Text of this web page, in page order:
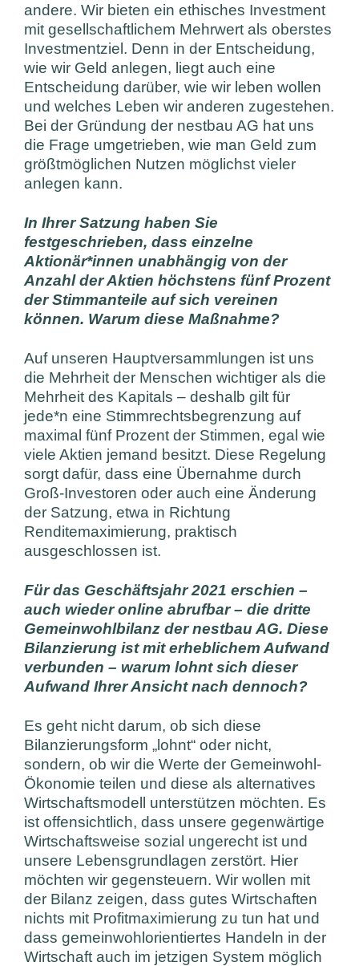
andere. Wir bieten ein ethisches Investment
mit gesellschaftlichem Mehrwert als oberstes
Investmentziel. Denn in der Entscheidung,
wie wir Geld anlegen, liegt auch eine
Entscheidung darüber, wie wir leben wollen
und welches Leben wir anderen zugestehen.
Bei der Gründung der nestbau AG hat uns
die Frage umgetrieben, wie man Geld zum
größtmöglichen Nutzen möglichst vieler
anlegen kann.
In Ihrer Satzung haben Sie
festgeschrieben, dass einzelne
Aktionär*innen unabhängig von der
Anzahl der Aktien höchstens fünf Prozent
der Stimmanteile auf sich vereinen
können. Warum diese Maßnahme?
Auf unseren Hauptversammlungen ist uns
die Mehrheit der Menschen wichtiger als die
Mehrheit des Kapitals – deshalb gilt für
jede*n eine Stimmrechtsbegrenzung auf
maximal fünf Prozent der Stimmen, egal wie
viele Aktien jemand besitzt. Diese Regelung
sorgt dafür, dass eine Übernahme durch
Groß-Investoren oder auch eine Änderung
der Satzung, etwa in Richtung
Renditemaximierung, praktisch
ausgeschlossen ist.
Für das Geschäftsjahr 2021 erschien –
auch wieder online abrufbar – die dritte
Gemeinwohlbilanz der nestbau AG. Diese
Bilanzierung ist mit erheblichem Aufwand
verbunden – warum lohnt sich dieser
Aufwand Ihrer Ansicht nach dennoch?
Es geht nicht darum, ob sich diese
Bilanzierungsform „lohnt“ oder nicht,
sondern, ob wir die Werte der Gemeinwohl-
Ökonomie teilen und diese als alternatives
Wirtschaftsmodell unterstützen möchten. Es
ist offensichtlich, dass unsere gegenwärtige
Wirtschaftsweise sozial ungerecht ist und
unsere Lebensgrundlagen zerstört. Hier
möchten wir gegensteuern. Wir wollen mit
der Bilanz zeigen, dass gutes Wirtschaften
nichts mit Profitmaximierung zu tun hat und
dass gemeinwohlorientiertes Handeln in der
Wirtschaft auch im jetzigen System möglich